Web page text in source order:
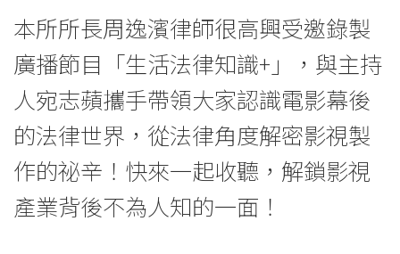
本所所長周逸濱律師很高興受邀錄製
廣播節目「生活法律知識+」，與主持
人宛志蘋攜手帶領大家認識電影幕後
的法律世界，從法律角度解密影視製
作的祕辛！快來一起收聽，解鎖影視
產業背後不為人知的一面！